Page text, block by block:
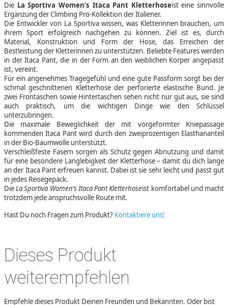
Die La Sportiva Women’s Itaca Pant Kletterhoseist eine sinnvolle
Ergänzung der Climbing Pro-Kollektion der Italiener.
Die Entwickler von La Sportiva wissen, was Kletterinnen brauchen, um
ihrem Sport erfolgreich nachgehen zu können. Ziel ist es, durch
Material, Konstruktion und Form der Hose, das Erreichen der
Bestleistung der Kletterinnen zu unterstützen. Beliebte Features werden
in der Itaca Pant, die in der Form an den weiblichen Körper angepasst
ist, vereint.
Für ein angenehmes Tragegefühl und eine gute Passform sorgt bei der
schmal geschnittenen Kletterhose der perforierte elastische Bund. Je
zwei Frontaschen sowie Hintertaschen sehen nicht nur gut aus, sie sind
auch praktisch, um die wichtigen Dinge wie den Schlüssel
unterzubringen.
Die maximale Beweglichkeit der mit vorgeformter Kniepassage
kommenden Itaca Pant wird durch den zweiprozentigen Elasthananteil
in der Bio-Baumwolle unterstützt.
Verschleißfeste Fasern sorgen als Schutz gegen Abnutzung und damit
für eine besondere Langlebigkeit der Kletterhose – damit du dich lange
an der Itaca Pant erfreuen kannst. Dabei ist sie sehr leicht und passt gut
in jedes Reisegepäck.
DieLa Sportiva Women’s Itaca Pant Kletterhoseist komfortabel und macht
trotzdem jede anspruchsvolle Route mit.
Hast Du noch Fragen zum Produkt? Kontaktiere uns!
Dieses Produkt
weiterempfehlen
Empfehle dieses Produkt Deinen Freunden und Bekannten. Oder bist